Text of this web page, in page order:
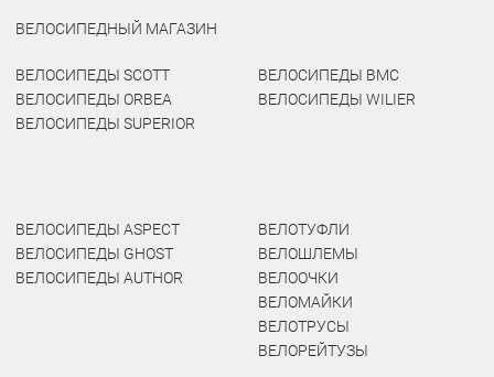
ВЕЛОСИПЕДНЫЙ МАГАЗИН
ВЕЛОСИПЕДЫ SCOTT
ВЕЛОСИПЕДЫ ORBEA
ВЕЛОСИПЕДЫ SUPERIOR
ВЕЛОСИПЕДЫ BMC
ВЕЛОСИПЕДЫ WILIER
ВЕЛОСИПЕДЫ ASPECT
ВЕЛОСИПЕДЫ GHOST
ВЕЛОСИПЕДЫ AUTHOR
ВЕЛОТУФЛИ
ВЕЛОШЛЕМЫ
ВЕЛООЧКИ
ВЕЛОМАЙКИ
ВЕЛОТРУСЫ
ВЕЛОРЕЙТУЗЫ